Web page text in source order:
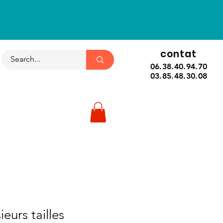
contat
06.38.40.94.70
03.85.48.30.08
tailles